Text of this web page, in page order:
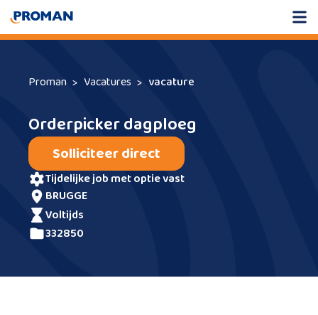
Proman Vacatures vacature
Orderpicker dagploeg
Solliciteer direct
tijdelijke job met optie vast
BRUGGE
voltijds
332850